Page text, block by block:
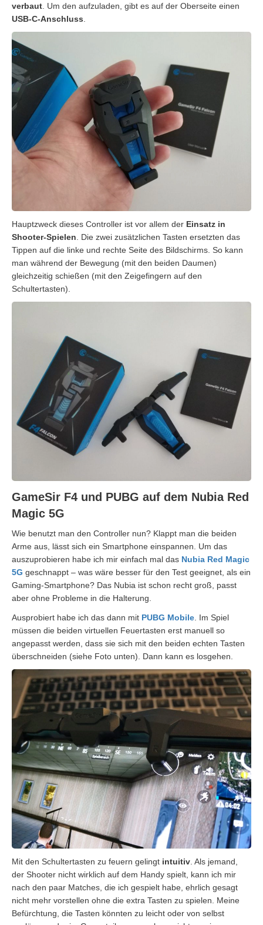
verbaut . Um den aufzuladen, gibt es auf der Oberseite einen
USB-C-Anschluss
Hauptzweck dieses Controller ist vor allem der Einsatz in
Shooter-Spielen . Die zwei zusätzlichen Tasten ersetzten das
Tippen auf die linke und rechte Seite des Bildschirms. So kann
man während der Bewegung (mit den beiden Daumen)
gleichzeitig schießen (mit den Zeigefingern auf den
Schultertasten).
GameSir F4 und PUBG auf dem Nubia Red
Magic 5G
Wie benutzt man den Controller nun? Klappt man die beiden
Arme aus, lässt sich ein Smartphone einspannen. Um das
auszuprobieren habe ich mir einfach mal das Nubia Red Magic
5G geschnappt – was wäre besser für den Test geeignet, als ein
Gaming-Smartphone? Das Nubia ist schon recht groß, passt
aber ohne Probleme in die Halterung.
Ausprobiert habe ich das dann mit PUBG Mobile . Im Spiel
müssen die beiden virtuellen Feuertasten erst manuell so
angepasst werden, dass sie sich mit den beiden echten Tasten
überschneiden (siehe Foto unten). Dann kann es losgehen.
Mit den Schultertasten zu feuern gelingt intuitiv. Als jemand,
der Shooter nicht wirklich auf dem Handy spielt, kann ich mir
nach den paar Matches, die ich gespielt habe, ehrlich gesagt
nicht mehr vorstellen ohne die extra Tasten zu spielen. Meine
Befürchtung, die Tasten könnten zu leicht oder von selbst